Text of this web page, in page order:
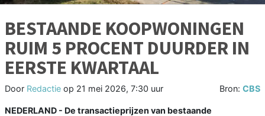
BESTAANDE KOOPWONINGEN
RUIM 5 PROCENT DUURDER IN
EERSTE KWARTAAL
Door Redactie op 21 mei 2026, 7:30 uur Bron: CBS
NEDERLAND - De transactieprijzen van bestaande